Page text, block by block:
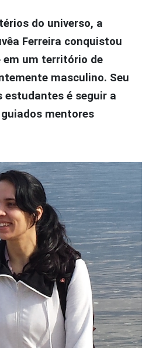
do universo, a
Ferreira conquistou
em um território de
masculino. Seu
estudantes é seguir a
mentores